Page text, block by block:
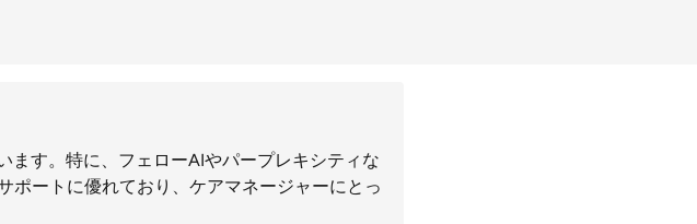
ます。特に、フェローAIやパープレキシティな
ポートに優れており、ケアマネージャーにとっ